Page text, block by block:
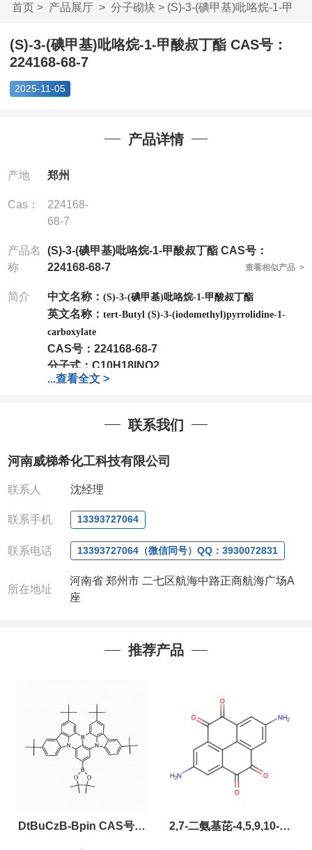
首页> 产品展厅> 分子砌块> (S)-3-(碘甲基)吡咯烷-1-甲
酸...
(S)-3-(碘甲基)吡咯烷-1-甲酸叔丁酯 CAS号：
224168-68-7
2025-11-05
产品详情
产地 郑州
Cas：
224168-
68-7
产品名
称
(S)-3-(碘甲基)吡咯烷-1-甲酸叔丁酯 CAS号：
224168-68-7
查看相似产品 >
简介 中文名称： (S)-3-(碘甲基)吡咯烷-1-甲酸叔丁酯
英文名称： tert-Butyl (S)-3-(iodomethyl)pyrrolidine-1-
carboxylate
CAS号： 224168-68-7
分子式： C10H18INO2
分子量：311.16
;1g;2.5g ;5g ;10g可根据客户需求进行分装
我司对高校及科研单位先发货和
全额退款,并承担所有运费。
:0371-63377391/13393727064
微信 :13393727064
联系人: 沈晓东(欢迎致电
...查看全文 >
联系我们
河南威梯希化工科技有限公司
联系人 沈经理
联系手机 13393727064
联系电话 13393727064（微信同号）QQ：3930072831
所在地址
河南省 郑州市 二七区航海中路正商航海广场A
座
推荐产品
DtBuCzB-Bpin CAS号： 2,7-二氨基芘-4,5,9,10-四